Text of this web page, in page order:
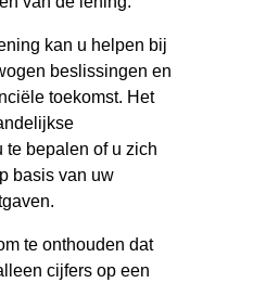
kan u helpen bij
beslissingen en
toekomst. Het
te bepalen of u zich
basis van uw
te onthouden dat
cijfers op een